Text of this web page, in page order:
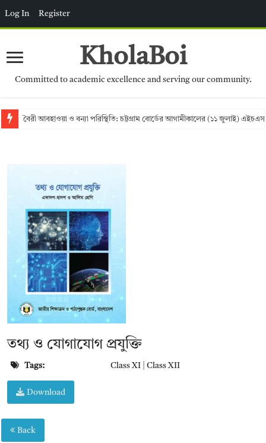
KholaBoi
Committed to academic excellence and serving our community.
বৈরী আবহাওয়া ও বন্যা পরিস্থিতি: চট্টগ্রাম বোর্ডের আগামীকালের (১১ জুলাই)
তথ্য ও যোগাযোগ প্রযুক্তি
Tags: Class XI |Class XII
Download
Back
Log In Register